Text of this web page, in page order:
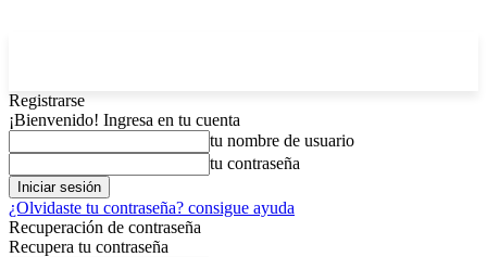
Registrarse
¡Bienvenido! Ingresa en tu cuenta
tu nombre de usuario
tu contraseña
¿Olvidaste tu contraseña? consigue ayuda
Recuperación de contraseña
Recupera tu contraseña